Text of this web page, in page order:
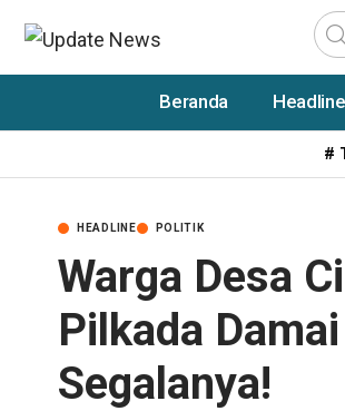
Beranda Headline
#
HEADLINE POLITIK
Warga Desa
Pilkada
Segalanya!